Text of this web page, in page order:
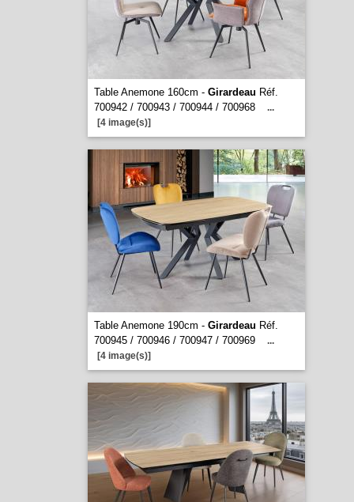
Table Anemone 160cm - Girardeau Réf.
700942 / 700943 / 700944 / 700968
...
[4 image(s)]
Table Anemone 190cm - Girardeau Réf.
700945 / 700946 / 700947 / 700969
...
[4 image(s)]